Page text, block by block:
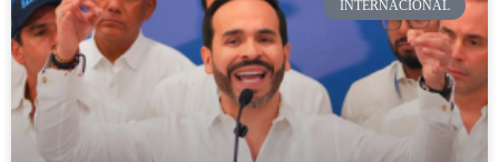
INTERNACIONAL